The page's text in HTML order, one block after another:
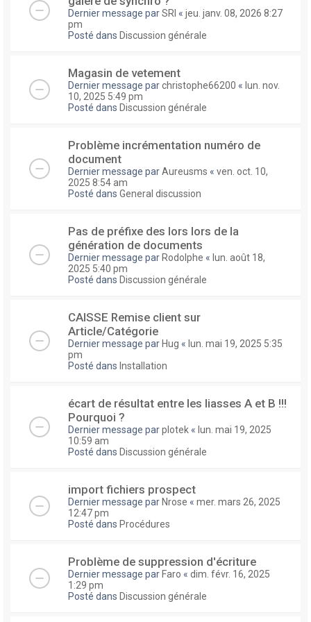
Dernier message parSRI « jeu. janv. 08, 2026 8:27
pm
Posté dans Discussion générale
Magasin de vetement
Dernier message parchristophe66200 « lun. nov.
10, 2025 5:49 pm
Posté dans Discussion générale
Problème incrémentation numéro de
document
Dernier message parAureusms « ven. oct. 10,
2025 8:54 am
Posté dans General discussion
Pas de préfixe des lors lors de la
génération de documents
Dernier message par Rodolphe « lun. août 18,
2025 5:40 pm
Posté dans Discussion générale
CAISSE Remise client sur
Article/Catégorie
Dernier message par Hug « lun. mai 19, 2025 5:35
pm
Posté dans Installation
écart de résultat entre les liasses A et B !!!
Pourquoi ?
Dernier message parplotek « lun. mai 19, 2025
10:59 am
Posté dans Discussion générale
import fichiers prospect
Dernier message par Nrose « mer. mars 26, 2025
12:47 pm
Posté dans Procédures
Problème de suppression d'écriture
Dernier message par Faro « dim. févr. 16, 2025
1:29 pm
Posté dans Discussion générale